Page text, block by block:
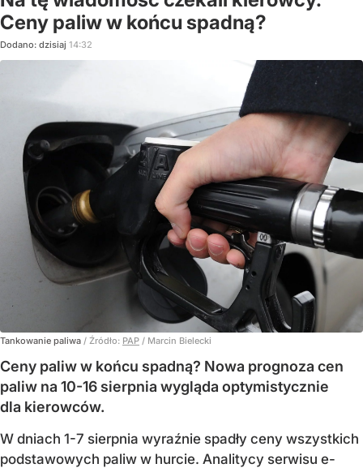
Ceny paliw w końcu spadną?
Dodano: dzisiaj 14:32
Tankowanie paliwa / Źródło: PAP / Marcin Bielecki
Ceny paliw w końcu spadną? Nowa prognoza cen
paliw na 10-16 sierpnia wygląda optymistycznie
dla kierowców.
W dniach 1-7 sierpnia wyraźnie spadły ceny wszystkich
podstawowych paliw w hurcie. Analitycy serwisu e-